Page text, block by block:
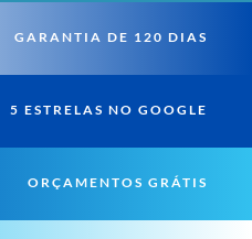
GARANTIA DE 120 DIAS
5 ESTRELAS NO GOOGLE
ORÇAMENTOS GRÁTIS